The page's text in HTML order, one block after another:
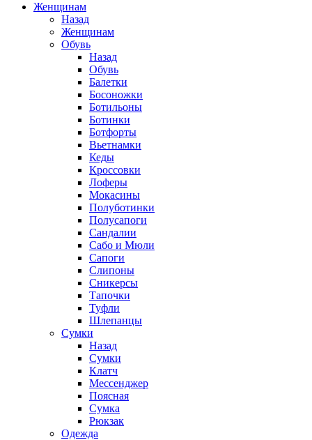
Женщинам
Назад
Женщинам
Обувь
Назад
Обувь
Балетки
Босоножки
Ботильоны
Ботинки
Ботфорты
Вьетнамки
Кеды
Кроссовки
Лоферы
Мокасины
Полуботинки
Полусапоги
Сандалии
Сабо и Мюли
Сапоги
Слипоны
Сникерсы
Тапочки
Туфли
Шлепанцы
Cумки
Назад
Cумки
Клатч
Мессенджер
Поясная
Сумка
Рюкзак
Одежда